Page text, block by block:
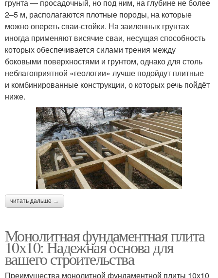
грунта — просадочный, но под ним, на глубине не более
2–5 м, располагаются плотные породы, на которые
можно опереть сваи-стойки. На заиленных грунтах
иногда применяют висячие сваи, несущая способность
которых обеспечивается силами трения между
боковыми поверхностями и грунтом, однако для столь
неблагоприятной «геологии» лучше подойдут плитные
и комбинированные конструкции, о которых речь пойдёт
ниже.
читать дальше →
Монолитная фундаментная плита
10х10: Надежная основа для
вашего строительства
Преимущества монолитной фундаментной плиты 10х10